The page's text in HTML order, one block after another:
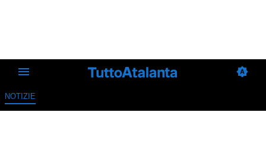
NOTIZIE